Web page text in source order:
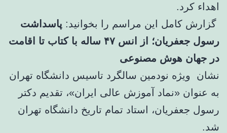
اهداء کرد.
گزارش کامل این مراسم را بخوانید: پاسداشت
رسول جعفریان؛ از انس ۴۷ ساله با کتاب تا اقامت
در جهان هوش مصنوعی
نشان ویژه نودمین سالگرد تاسیس دانشگاه تهران
به عنوان «نماد آموزش عالی ایران»، تقدیم دکتر
رسول جعفریان، استاد تمام تاریخ دانشگاه تهران
شد.